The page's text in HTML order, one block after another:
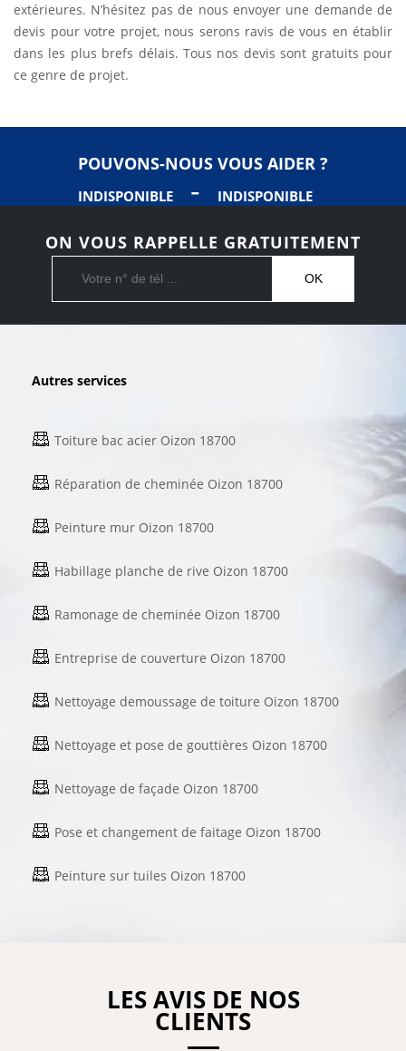
extérieures. N’hésitez pas de nous envoyer une demande de
devis pour votre projet, nous serons ravis de vous en établir
dans les plus brefs délais. Tous nos devis sont gratuits pour
ce genre de projet.
POUVONS-NOUS VOUS AIDER ?
INDISPONIBLE - INDISPONIBLE
ON VOUS RAPPELLE GRATUITEMENT
Autres services
Toiture bac acier Oizon 18700
Réparation de cheminée Oizon 18700
Peinture mur Oizon 18700
Habillage planche de rive Oizon 18700
Ramonage de cheminée Oizon 18700
Entreprise de couverture Oizon 18700
Nettoyage demoussage de toiture Oizon 18700
Nettoyage et pose de gouttières Oizon 18700
Nettoyage de façade Oizon 18700
Pose et changement de faitage Oizon 18700
Peinture sur tuiles Oizon 18700
LES AVIS DE NOS
CLIENTS